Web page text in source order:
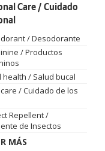
Care / Cuidado
/ Desodorante
/ Productos
health / Salud bucal
/ Cuidado de los
Repellent /
de Insectos
MÁS